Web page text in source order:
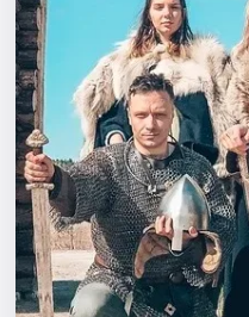
Города
Площадки
Артисты
Рейтинги